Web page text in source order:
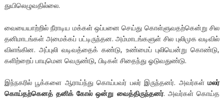
துயிலெழுவதில்லை.
வையையாற்றில் நீராடிய மக்கள் ஒப்பனை செய்து கொள்ளுவதற்கென்று சில
தனிமாடங்கள் அமைக்கப் பட்டிருந்தன. அம்மாடங்களுள் சில புலிமுக வடிவில்
விளங்கின. அப்புலி வடிவத்தைக் கண்டு, உண்மைப் புலியென்று கொண்டு,
களிற்றைப் பாயுமென வெருண்டு, பிடிகள் சிதைந்து ஓடுவதுண்டு.
இந்நகரில் பூக்களை ஆராய்ந்து கொய்பவர் பலர் இருந்தனர். அவர்கள்மலர்
கொய்தற்கெனத் தனிக் கோல் ஒன்று வைத்திருந்தனர். அவர்கள் கொய்த